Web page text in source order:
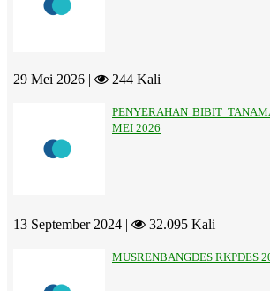
29 Mei 2026 | 244 Kali
PENYERAHAN BIBIT
MEI 2026
13 September 2024 | 32.095 Kali
MUSRENBANGDES RKPDES